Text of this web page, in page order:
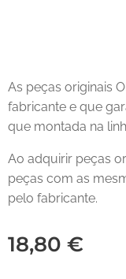
As peças originais
fabricante e que
que montada na
Ao adquirir peças
peças com as
pelo fabricante.
18,80 €